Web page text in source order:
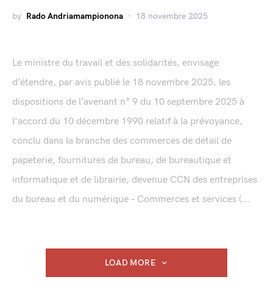
by Rado Andriamampionona 18 novembre 2025
Le ministre du travail et des solidarités, envisage
d’étendre, par avis publié le 18 novembre 2025, les
dispositions de l’avenant n° 9 du 10 septembre 2025 à
l'accord du 10 décembre 1990 relatif à la prévoyance,
conclu dans la branche des commerces de détail de
papeterie, fournitures de bureau, de bureautique et
informatique et de librairie, devenue CCN des entreprises
du bureau et du numérique – Commerces et services (...
LOAD MORE